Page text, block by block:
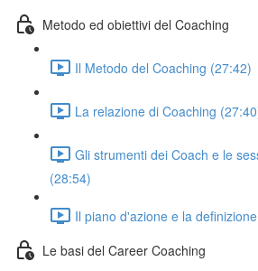
Metodo ed obiettivi del Coaching
Il Metodo del Coaching (27:42)
La relazione di Coaching
Gli strumenti dei Coach e le
(28:54)
Il piano d'azione e la
Le basi del Career Coaching